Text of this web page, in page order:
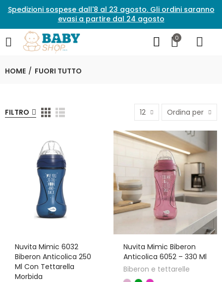
Spedizioni sospese dall'8 al 23 agosto. Gli ordini saranno
evasi a partire dal 24 agosto
0
HOME FUORI TUTTO
FILTRO 12 Ordina per
Nuvita Mimic 6032
Biberon Anticolica 250
Ml Con Tettarella
Morbida
Nuvita Mimic Biberon
Anticolica 6052 – 330 Ml
Biberon e tettarelle